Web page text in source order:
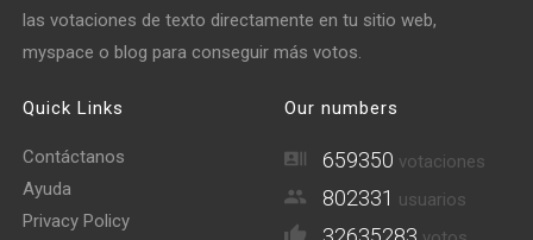
las votaciones de texto directamente en tu sitio web,
myspace o blog para conseguir más votos.
Quick Links
Contáctanos
Ayuda
Privacy Policy
Our numbers
659350 votaciones
802331 usuarios